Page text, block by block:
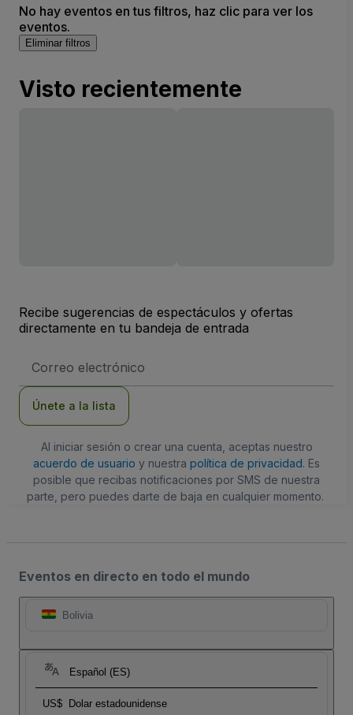
No hay eventos en tus filtros, haz clic para ver los
eventos.
Eliminar filtros
Visto recientemente
Recibe sugerencias de espectáculos y ofertas
directamente en tu bandeja de entrada
de
Únete a la lista
Al iniciar sesión o crear una cuenta, aceptas nuestro
acuerdo de usuario y nuestra política de privacidad. Es
posible que recibas notificaciones por SMS de nuestra
parte, pero puedes darte de baja en cualquier momento.
Eventos en directo en todo el mundo
Bolivia
Español (ES)
US$ Dolar estadounidense